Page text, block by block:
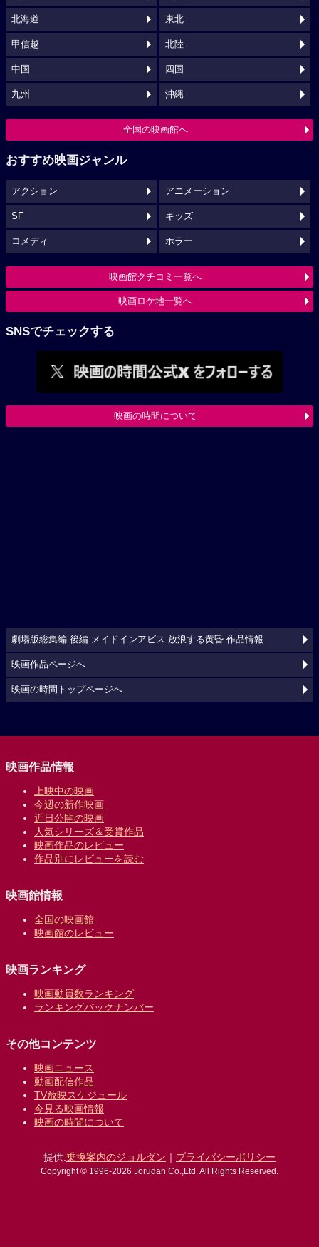
北海道 東北
甲信越 北陸
中国 四国
九州 沖縄
全国の映画館へ
おすすめ映画ジャンル
アクション アニメーション
SF キッズ
コメディ ホラー
映画館クチコミ一覧へ
映画ロケ地一覧へ
SNSでチェックする
映画の時間について
劇場版総集編 後編 メイドインアビス 放浪する黄昏 作品情報
映画作品ページへ
映画の時間トップページへ
映画作品情報
上映中の映画
今週の新作映画
近日公開の映画
人気シリーズ＆受賞作品
映画作品のレビュー
作品別にレビューを読む
映画館情報
全国の映画館
映画館のレビュー
映画ランキング
映画動員数ランキング
ランキングバックナンバー
その他コンテンツ
映画ニュース
動画配信作品
TV放映スケジュール
今見る映画情報
映画の時間について
提供:乗換案内のジョルダン ｜ プライバシーポリシー
Copyright © 1996-2026 Jorudan Co.,Ltd. All Rights Reserved.